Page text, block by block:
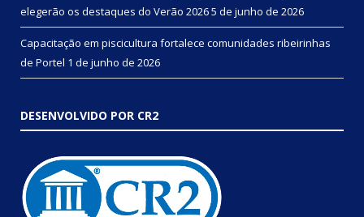
elegerão os destaques do Verão 20265 de junho de 2026
Capacitação em piscicultura fortalece comunidades ribeirinhas
de Portel 1 de junho de 2026
DESENVOLVIDO POR CR2